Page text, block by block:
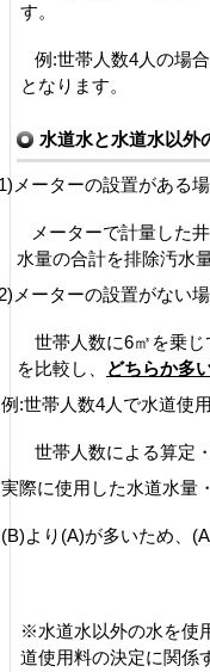
す。
例:世帯人数4人の場
となります。
水道水と水道水以外
メーターの設置がある
メーターで計量した
水量の合計を排除汚水
メーターの設置がない
世帯人数に6㎥を乗じ
を比較し、
どちらか多
:世帯人数4人で水道使
世帯人数による算定
際に使用した水道水量
より(A)が多いため、
道水以外の水を使用
道使用料の決定に関係